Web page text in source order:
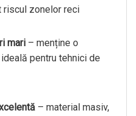
riscul zonelor reci
mari – menține o
pentru tehnici de
– material masiv,